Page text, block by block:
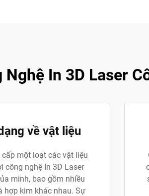
In 3D Laser
về vật liệu
một loạt các vật liệu
công nghệ In 3D Laser
mình, bao gồm nhiều
hợp kim khác nhau. Sự